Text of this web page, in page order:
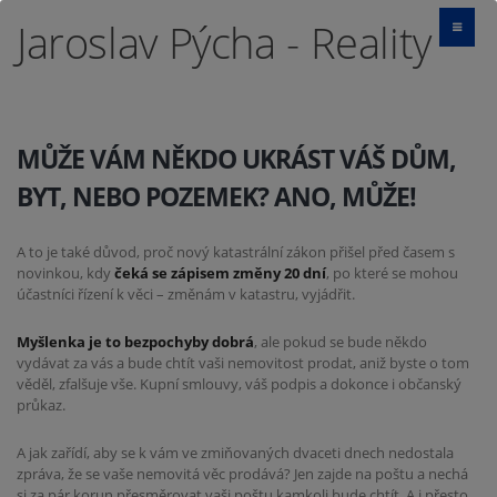
Jaroslav Pýcha - Reality
MŮŽE VÁM NĚKDO UKRÁST VÁŠ DŮM,
BYT, NEBO POZEMEK? ANO, MŮŽE!
A to je také důvod, proč nový katastrální zákon přišel před časem s
novinkou, kdy čeká se zápisem změny 20 dní, po které se mohou
účastníci řízení k věci – změnám v katastru, vyjádřit.
Myšlenka je to bezpochyby dobrá, ale pokud se bude někdo
vydávat za vás a bude chtít vaši nemovitost prodat, aniž byste o tom
věděl, zfalšuje vše. Kupní smlouvy, váš podpis a dokonce i občanský
průkaz.
A jak zařídí, aby se k vám ve zmiňovaných dvaceti dnech nedostala
zpráva, že se vaše nemovitá věc prodává? Jen zajde na poštu a nechá